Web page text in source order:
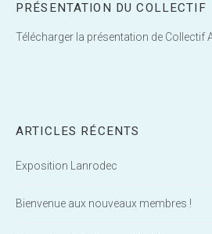
PRÉSENTATION DU COLLECTIF
Télécharger la présentation de Collectif
ARTICLES RÉCENTS
Exposition Lanrodec
Bienvenue aux nouveaux membres !